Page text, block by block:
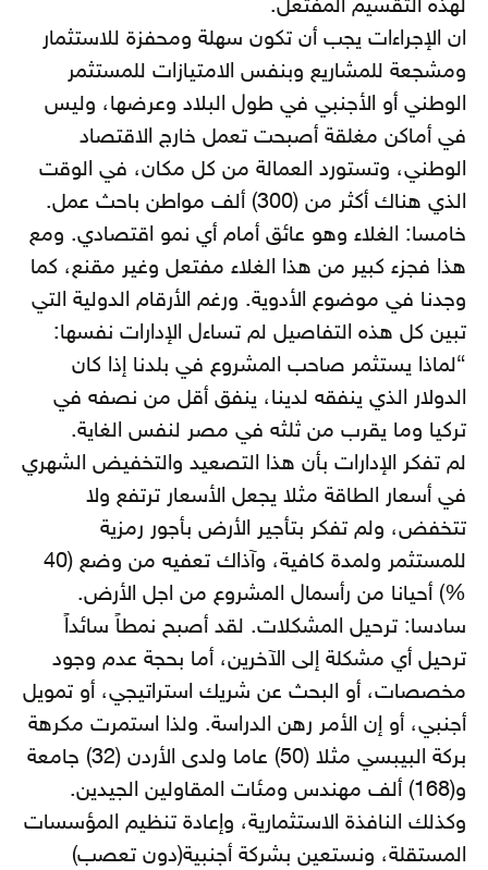
لهذه التقسيم المفتعل.
ان الإجراءات يجب أن تكون سهلة ومحفزة للاستثمار
ومشجعة للمشاريع وبنفس الامتيازات للمستثمر
الوطني أو الأجنبي في طول البلاد وعرضها، وليس
في أماكن مغلقة أصبحت تعمل خارج الاقتصاد
الوطني، وتستورد العمالة من كل مكان، في الوقت
الذي هناك أكثر من (300) ألف مواطن باحث عمل.
خامسا: الغلاء وهو عائق أمام أي نمو اقتصادي. ومع
هذا فجزء كبير من هذا الغلاء مفتعل وغير مقنع، كما
وجدنا في موضوع الأدوية. ورغم الأرقام الدولية التي
تبين كل هذه التفاصيل لم تساءل الإدارات نفسها:
“لماذا يستثمر صاحب المشروع في بلدنا إذا كان
الدولار الذي ينفقه لدينا، ينفق أقل من نصفه في
تركيا وما يقرب من ثلثه في مصر لنفس الغاية.
لم تفكر الإدارات بأن هذا التصعيد والتخفيض الشهري
في أسعار الطاقة مثلا يجعل الأسعار ترتفع ولا
تتخفض، ولم تفكر بتأجير الأرض بأجور رمزية
للمستثمر ولمدة كافية، وآذاك تعفيه من وضع (40
%) أحيانا من رأسمال المشروع من اجل الأرض.
سادسا: ترحيل المشكلات. لقد أصبح نمطاً سائداً
ترحيل أي مشكلة إلى الآخرين، أما بحجة عدم وجود
مخصصات، أو البحث عن شريك استراتيجي، أو تمويل
أجنبي، أو إن الأمر رهن الدراسة. ولذا استمرت مكرهة
بركة البيبسي مثلا (50) عاما ولدى الأردن (32) جامعة
و(168) ألف مهندس ومئات المقاولين الجيدين.
وكذلك النافذة الاستثمارية، وإعادة تنظيم المؤسسات
المستقلة، ونستعين بشركة أجنبية(دون تعصب)